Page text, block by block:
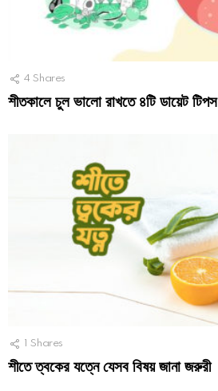
4 Shares
শীতকালে চুল ভালো রাখতে ৪টি ডায়েট টিপস
Shares
শীতে ত্বকের যত্নে যেসব বিষয় জানা জরুরী